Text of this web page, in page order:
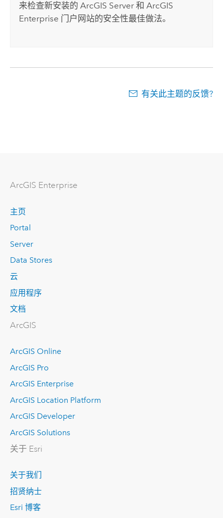
来检查新安装的ArcGIS Server 和ArcGIS
Enterprise 门户网站的安全性最佳做法。
有关此主题的反馈?
ArcGIS Enterprise
主页
Portal
Server
Data Stores
云
应用程序
文档
ArcGIS
ArcGIS Online
ArcGIS Pro
ArcGIS Enterprise
ArcGIS Location Platform
ArcGIS Developer
ArcGIS Solutions
关于 Esri
关于我们
招贤纳士
Esri 博客